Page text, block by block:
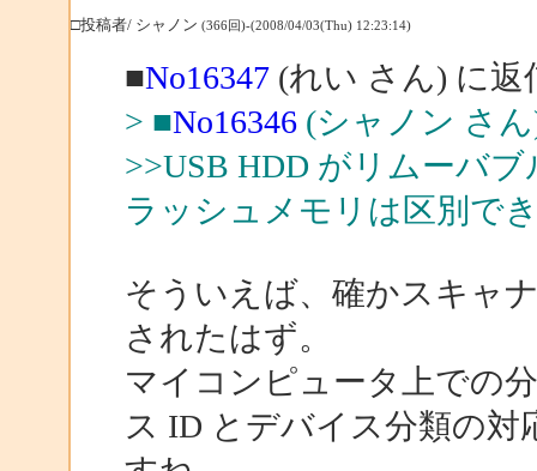
□投稿者/ シャノン (366回)-(2008/04/03(Thu) 12:23:14)
■No16347(れい さん) に返
> ■No16346(シャノン さ
>>USB HDD がリムーバ
ラッシュメモリは区別で
そういえば、確かスキャ
されたはず。
マイコンピュータ上での
ス ID とデバイス分類の